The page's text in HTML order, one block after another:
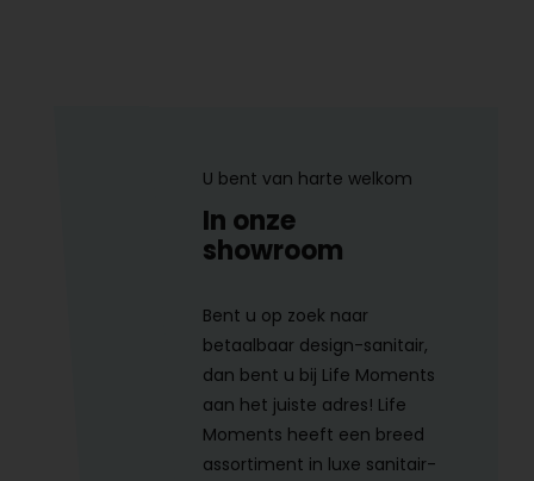
U bent van harte welkom
In onze
showroom
Bent u op zoek naar
betaalbaar design-sanitair,
dan bent u bij Life Moments
aan het juiste adres! Life
Moments heeft een breed
assortiment in luxe sanitair-